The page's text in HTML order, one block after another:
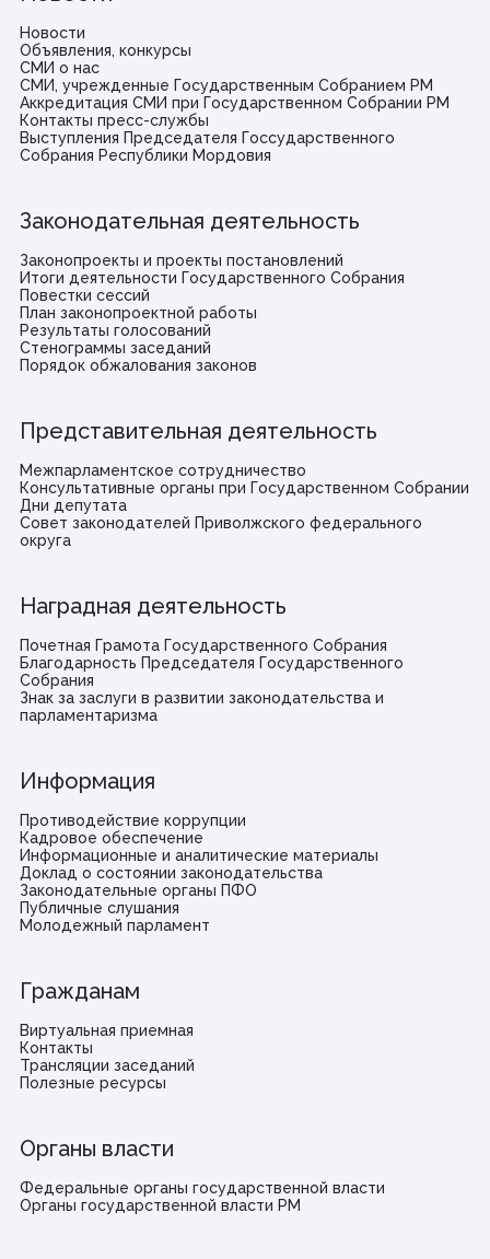
Новости
Объявления, конкурсы
СМИ о нас
СМИ, учрежденные Государственным Собранием РМ
Аккредитация СМИ при Государственном Собрании РМ
Контакты пресс-службы
Выступления Председателя Госсударственного
Собрания Республики Мордовия
Законодательная деятельность
Законопроекты и проекты постановлений
Итоги деятельности Государственного Собрания
Повестки сессий
План законопроектной работы
Результаты голосований
Стенограммы заседаний
Порядок обжалования законов
Представительная деятельность
Межпарламентское сотрудничество
Консультативные органы при Государственном Собрании
Дни депутата
Совет законодателей Приволжского федерального
округа
Наградная деятельность
Почетная Грамота Государственного Собрания
Благодарность Председателя Государственного
Собрания
Знак за заслуги в развитии законодательства и
парламентаризма
Информация
Противодействие коррупции
Кадровое обеспечение
Информационные и аналитические материалы
Доклад о состоянии законодательства
Законодательные органы ПФО
Публичные слушания
Молодежный парламент
Гражданам
Виртуальная приемная
Контакты
Трансляции заседаний
Полезные ресурсы
Органы власти
Федеральные органы государственной власти
Органы государственной власти РМ